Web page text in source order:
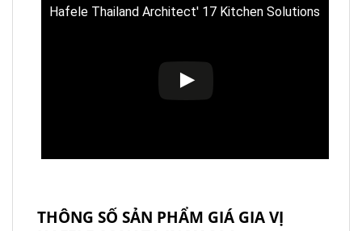
Hafele Thailand Architect' 17 Kitchen Solutions
THÔNG SỐ SẢN PHẨM GIÁ GIA VỊ